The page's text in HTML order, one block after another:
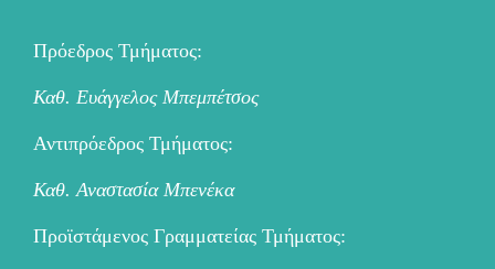
Πρόεδρος Τμήματος:
Καθ. Ευάγγελος Μπεμπέτσος
Αντιπρόεδρος Τμήματος:
Καθ. Αναστασία Μπενέκα
Προϊστάμενος Γραμματείας Τμήματος: